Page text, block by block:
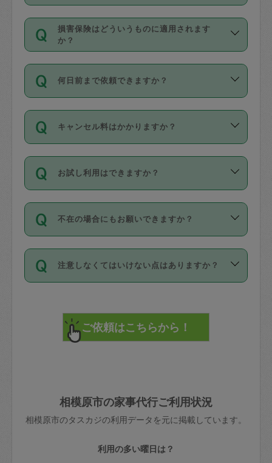
能です。依頼送信後、個別にタスカジさ
んにメッセージを送り調整してくださ
い。ただし、２時間を越えての調整はで
時間も被らない場合、損害保険の対象外
基本的に、高所での作業や危険作業、屋
外での作業は対象外です。
育園や学校の給食やレストランで料理関
係の専門職に従事されていた方、日本で
すでにハウスキーパーや英語の先生とし
てお仕事をしているフィリピン出身の
社員など様々なバックグラウンドの方が
登録しています。
日本語も話せる方など様々です。
ールに記載していますので、各自の得意
を依頼してください。
応募の際に、各自事務局との面接と説明
を行っています。その後、身分証明書の
写真提出をしていただいています。外国
確認しています。タスカジさんトレーニ
ング動画を使ったセルフトレーニングの
現場トライアルを受け、合格したタスカ
ジさんが活動されています。
※テストセンターの講評は１件目のレビュ
参考
【詳細】タスカジさんの登録に際
損害保険はどういうものに適用されます
か？
依頼者とタスカジさんとの間でタスカジ
を通して成立した作業時間内での作業に
適用されます。作業範囲は、掃除、洗
です。作業中に物を壊したり、人にけが
をさせたりした場合が対象で、補償金額
す。
写真を撮り、
詳細FAQ：
損害賠償保険について教えて
何日前まで依頼できますか？
ご依頼は、現在を起点に3日後（72時間
以降）の日時から受付可能となっていま
す。
タスカジさんへ「募集」をかけることが
可能です。
キャンセル料はかかりますか？
キャンセル料には、以下の2種類がありま
す。
1. 直前キャンセル（定期、スポット契約
共通）
72時間を超える※と、以下のキャンセル
料が発生します。
直前キャンセル料：
72時間前〜24時間前＝依頼料金の50%
依頼者不在による当日キャンセル＝依頼
金額の100%＋交通費全額
※例：依頼日時／土曜日午前9時開始の場
お試し利用はできますか？
「お試し利用」というメニューはありま
せんが、「一回のみ」依頼を活用するこ
とによって、気に入ったタスカジさんを
まず、条件の合う気になるタスカジさ
みてください。
その後、一番気に入ったタスカジさんに
不在の場合にもお願いできますか？
不在の場合の作業はタスカジさんの同意
が必要です。数回の依頼ののち、タスカ
ジさんと依頼者の間で十分な信頼関係が
てください。
不在時に部屋に入るためにタスカジさん
きた場合は損害保険の対象外となるので
ご注意ください。
注意しなくてはいけない点はありますか？
で、必ず鍵のかかるロッカーや金庫に入
れて依頼者の責任の元管理するよう心掛
けてください。
玉、など
あわせてこちらも参照ください：初めて
はありますか？
相模原市の家事代行ご利用状況
相模原市のタスカジの利用データを元に掲載しています。
利用の多い曜日は？